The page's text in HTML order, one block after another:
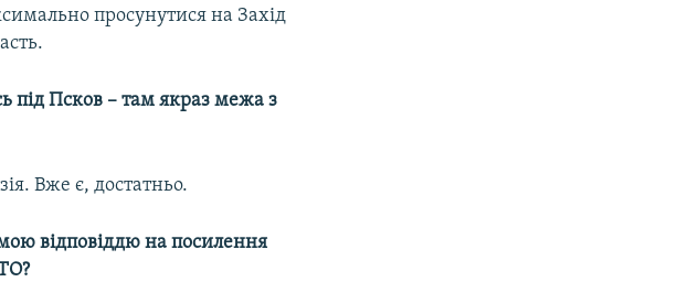
просунутися на Захід
під Псков – там якраз межа з
Вже є, достатньо.
відповіддю на посилення